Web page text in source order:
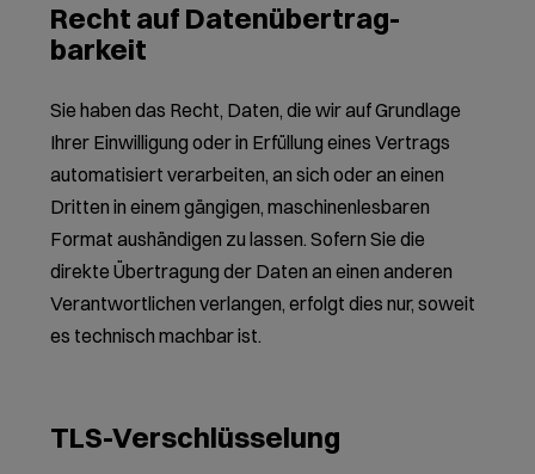
Recht auf Daten­übertrag­
barkeit
Sie haben das Recht, Daten, die wir auf Grundlage
Ihrer Einwilligung oder in Erfüllung eines Vertrags
automatisiert verarbeiten, an sich oder an einen
Dritten in einem gängigen, maschinenlesbaren
Format aushändigen zu lassen. Sofern Sie die
direkte Übertragung der Daten an einen anderen
Verantwortlichen verlangen, erfolgt dies nur, soweit
es technisch machbar ist.
TLS-Verschlüsselung